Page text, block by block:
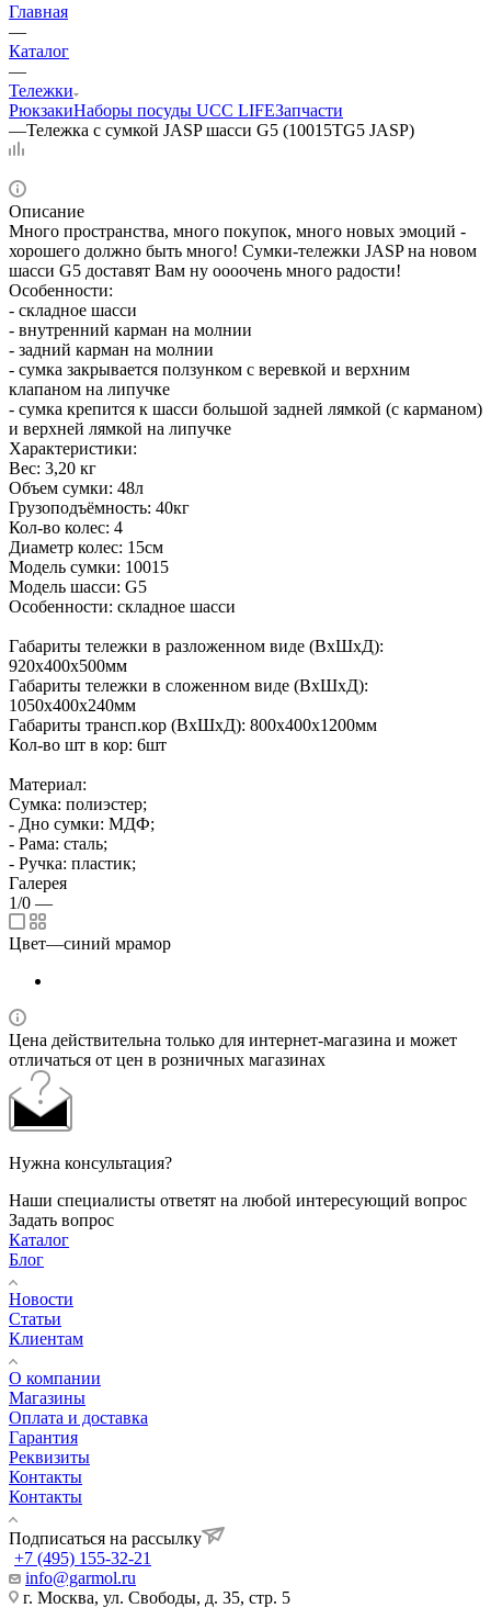
Главная
—
Каталог
—
Тележки
РюкзакиНаборы посуды UCC LIFEЗапчасти
—Тележка с сумкой JASP шасси G5 (10015TG5 JASP)
Описание
Много пространства, много покупок, много новых эмоций -
хорошего должно быть много! Сумки-тележки JASP на новом
шасси G5 доставят Вам ну оооочень много радости!
Особенности:
- складное шасси
- внутренний карман на молнии
- задний карман на молнии
- сумка закрывается ползунком с веревкой и верхним
клапаном на липучке
- сумка крепится к шасси большой задней лямкой (с карманом)
и верхней лямкой на липучке
Характеристики:
Вес: 3,20 кг
Объем сумки: 48л
Грузоподъёмность: 40кг
Кол-во колес: 4
Диаметр колес: 15см
Модель сумки: 10015
Модель шасси: G5
Особенности: складное шасси
Габариты тележки в разложенном виде (ВхШхД):
920x400x500мм
Габариты тележки в сложенном виде (ВхШхД):
1050x400x240мм
Габариты трансп.кор (ВхШхД): 800х400х1200мм
Кол-во шт в кор: 6шт
Материал:
Сумка: полиэстер;
- Дно сумки: МДФ;
- Рама: сталь;
- Ручка: пластик;
Галерея
1/0 —
Цвет—синий мрамор
Цена действительна только для интернет-магазина и может
отличаться от цен в розничных магазинах
Нужна консультация?
Наши специалисты ответят на любой интересующий вопрос
Задать вопрос
Каталог
Блог
Новости
Статьи
Клиентам
О компании
Магазины
Оплата и доставка
Гарантия
Реквизиты
Контакты
Контакты
Подписаться на рассылку
+7 (495) 155-32-21
info@garmol.ru
г. Москва, ул. Свободы, д. 35, стр. 5